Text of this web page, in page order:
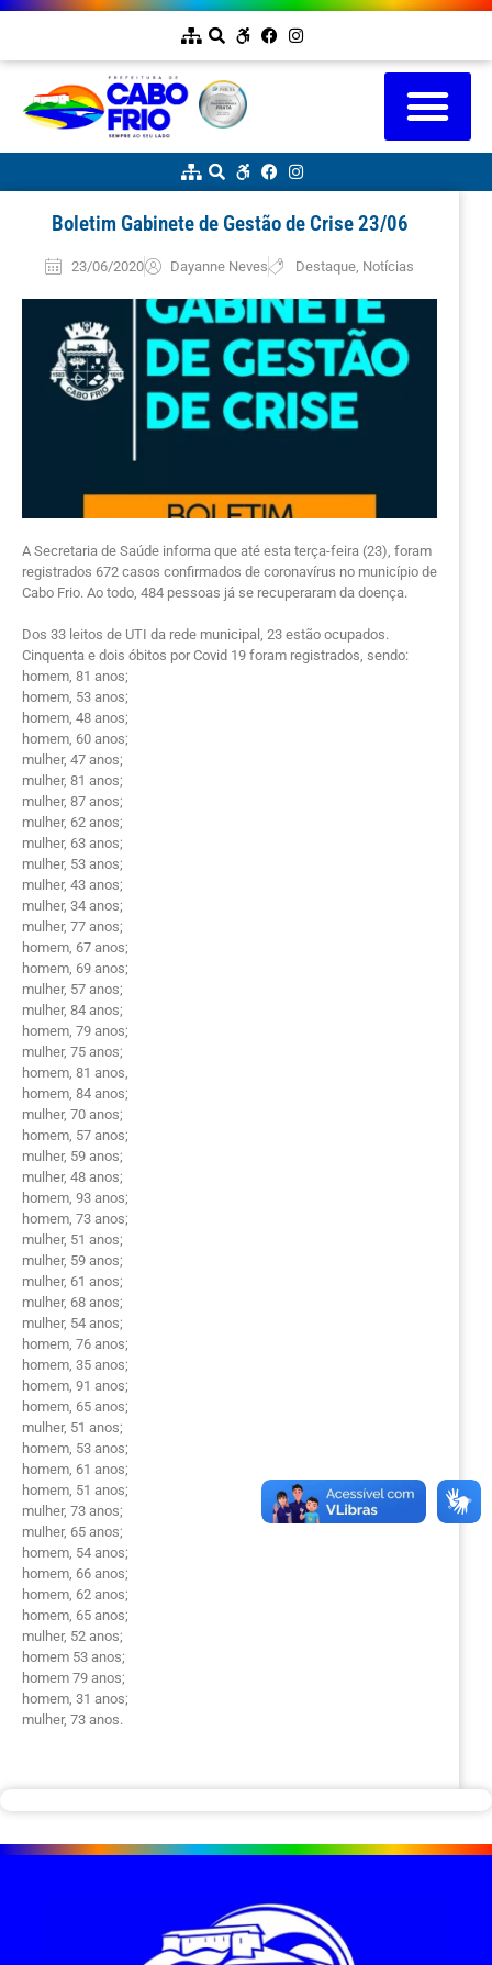
Boletim Gabinete de Gestão de Crise 23/06
23/06/2020 Dayanne Neves Destaque Notícias
A Secretaria de Saúde informa que até esta terça-feira (23), foram
registrados 672 casos confirmados de coronavírus no município de
Cabo Frio. Ao todo, 484 pessoas já se recuperaram da doença.
Dos 33 leitos de UTI da rede municipal, 23 estão ocupados.
Cinquenta e dois óbitos por Covid 19 foram registrados, sendo:
homem, 81 anos;
homem, 53 anos;
homem, 48 anos;
homem, 60 anos;
mulher, 47 anos;
mulher, 81 anos;
mulher, 87 anos;
mulher, 62 anos;
mulher, 63 anos;
mulher, 53 anos;
mulher, 43 anos;
mulher, 34 anos;
mulher, 77 anos;
homem, 67 anos;
homem, 69 anos;
mulher, 57 anos;
mulher, 84 anos;
homem, 79 anos;
mulher, 75 anos;
homem, 81 anos,
homem, 84 anos;
mulher, 70 anos;
homem, 57 anos;
mulher, 59 anos;
mulher, 48 anos;
homem, 93 anos;
homem, 73 anos;
mulher, 51 anos;
mulher, 59 anos;
mulher, 61 anos;
mulher, 68 anos;
mulher, 54 anos;
homem, 76 anos;
homem, 35 anos;
homem, 91 anos;
homem, 65 anos;
mulher, 51 anos;
homem, 53 anos;
homem, 61 anos;
homem, 51 anos;
mulher, 73 anos;
mulher, 65 anos;
homem, 54 anos;
homem, 66 anos;
homem, 62 anos;
homem, 65 anos;
mulher, 52 anos;
homem 53 anos;
homem 79 anos;
homem, 31 anos;
mulher, 73 anos.